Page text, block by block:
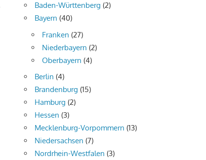
Baden-Württenberg (2)
Bayern (40)
Franken (27)
Niederbayern (2)
Oberbayern (4)
Berlin (4)
Brandenburg (15)
Hamburg (2)
Hessen (3)
Mecklenburg-Vorpommern (13)
Niedersachsen (7)
Nordrhein-Westfalen (3)